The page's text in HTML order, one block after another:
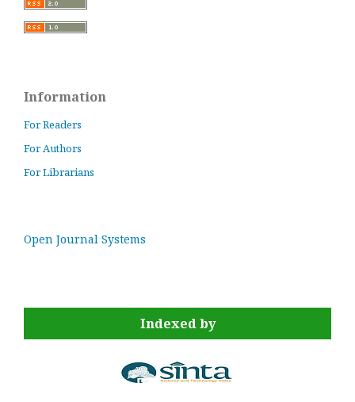
Information
For Readers
For Authors
For Librarians
Open Journal Systems
Indexed by